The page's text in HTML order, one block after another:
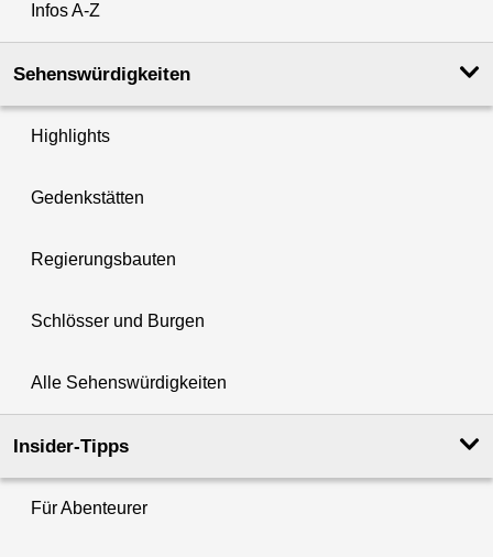
Infos A-Z
Sehenswürdigkeiten
Highlights
Gedenkstätten
Regierungsbauten
Schlösser und Burgen
Alle Sehenswürdigkeiten
Insider-Tipps
Für Abenteurer